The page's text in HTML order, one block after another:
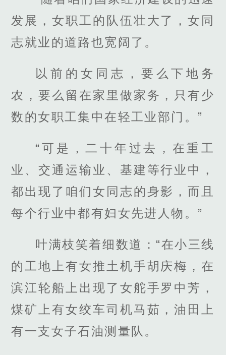
发展，女职工的队伍壮大了，女同
志就业的道路也宽阔了。
以前的女同志，要么下地务
农，要么留在家里做家务，只有少
数的女职工集中在轻工业部门。”
“可是，二十年过去，在重工
业、交通运输业、基建等行业中，
都出现了咱们女同志的身影，而且
每个行业中都有妇女先进人物。”
叶满枝笑着细数道：“在小三线
的工地上有女推土机手胡庆梅，在
滨江轮船上出现了女舵手罗中芳，
煤矿上有女绞车司机马茹，油田上
有一支女子石油测量队。